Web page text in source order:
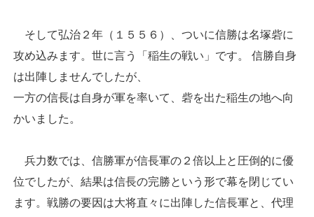
そして弘治２年（１５５６）、ついに信勝は名塚砦に
攻め込みます。世に言う「稲生の戦い」です。 信勝自身
は出陣しませんでしたが、
一方の信長は自身が軍を率いて、砦を出た稲生の地へ向
かいました。
兵力数では、信勝軍が信長軍の２倍以上と圧倒的に優
位でしたが、結果は信長の完勝という形で幕を閉じてい
ます。戦勝の要因は大将直々に出陣した信長軍と、代理